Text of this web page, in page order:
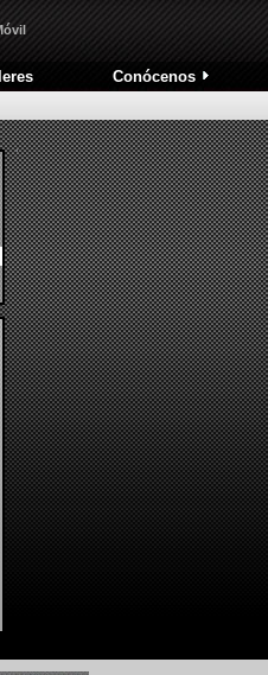
de Presión de neumáticos
Sentry Key®
Isofix® y elevadores Childbooster®
Sistema
Conócenos
Nuestra
Historia